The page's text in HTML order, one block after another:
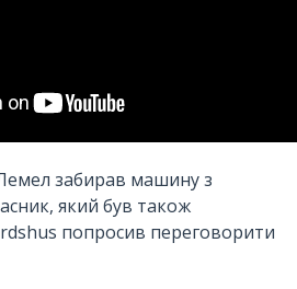
забирав машину з
який був також
попросив переговорити